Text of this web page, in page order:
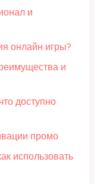
и
онлайн игры?
и
доступно
промо
использовать